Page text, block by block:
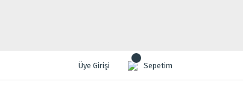
Üye Girişi Sepetim